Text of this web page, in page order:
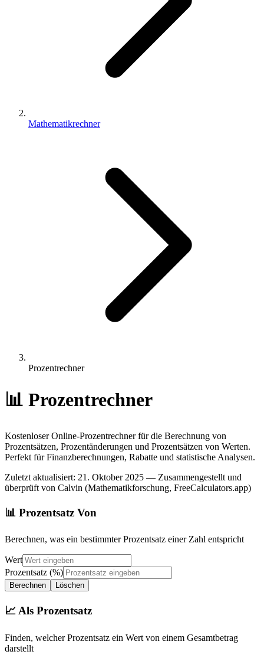
Mathematikrechner
Prozentrechner
📊 Prozentrechner
Kostenloser Online-Prozentrechner für die Berechnung von
Prozentsätzen, Prozentänderungen und Prozentsätzen von Werten.
Perfekt für Finanzberechnungen, Rabatte und statistische Analysen.
Zuletzt aktualisiert: 21. Oktober 2025 — Zusammengestellt und
überprüft von Calvin (Mathematikforschung, FreeCalculators.app)
📊 Prozentsatz Von
Berechnen, was ein bestimmter Prozentsatz einer Zahl entspricht
Wert
Prozentsatz (%)
Berechnen Löschen
📈 Als Prozentsatz
Finden, welcher Prozentsatz ein Wert von einem Gesamtbetrag
darstellt